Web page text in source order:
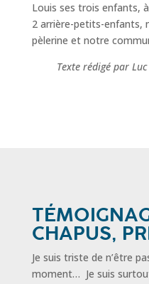
Louis ses trois enfants,
2 arrière-petits-enfants,
pèlerine et notre
Texte rédigé par
CHAPUS,
Je suis triste de n’être
moment… Je suis